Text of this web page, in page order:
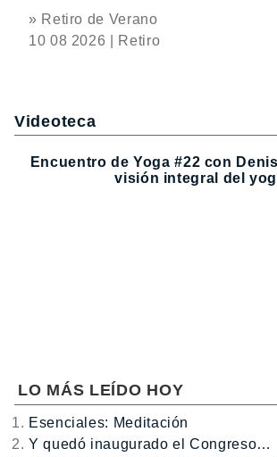
» Retiro de Verano
10 08 2026 | Retiro
Videoteca
Encuentro de Yoga #22 con
visión integral del
LO MÁS LEÍDO HOY
Esenciales: Meditación
Y quedó inaugurado el Congreso…